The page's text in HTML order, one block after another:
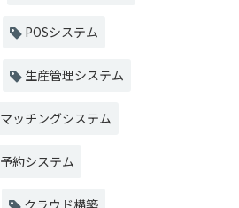
POSシステム
生産管理システム
マッチングシステム
予約システム
クラウド構築